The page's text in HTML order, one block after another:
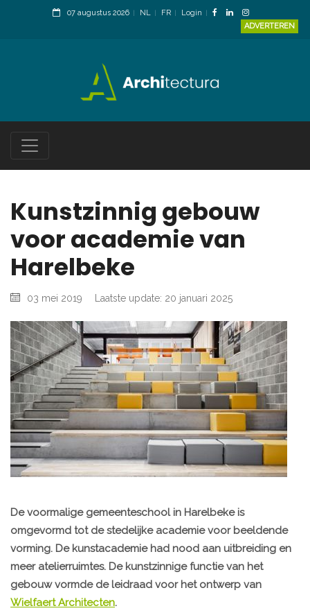
07 augustus 2026 NL FR
Login
ADVERTEREN
Kunstzinnig gebouw
voor academie van
Harelbeke
03 mei 2019 Laatste update: 20 januari 2025
De voormalige gemeenteschool in Harelbeke is
omgevormd tot de stedelijke academie voor beeldende
vorming. De kunstacademie had nood aan uitbreiding en
meer atelierruimtes. De kunstzinnige functie van het
gebouw vormde de leidraad voor het ontwerp van
Wielfaert Architecten.